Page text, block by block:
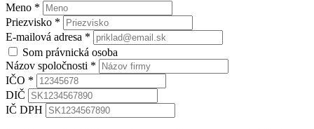
Meno *
Priezvisko *
E-mailová adresa *
Som právnická osoba
Názov spoločnosti *
IČO *
DIČ
IČ DPH